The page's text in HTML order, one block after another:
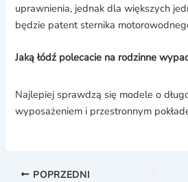
uprawnienia, jednak dla większych
będzie patent sternika
Jaką łódź polecacie na rodzinne
Najlepiej sprawdzą się modele o
wyposażeniem i przestronnym
POPRZEDNI